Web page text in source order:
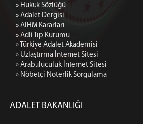
» Hukuk Sözlüğü
» Adalet Dergisi
» AİHM Kararları
» Adli Tıp Kurumu
» Türkiye Adalet Akademisi
» Uzlaştırma İnternet Sitesi
» Arabuluculuk İnternet Sitesi
» Nöbetçi Noterlik Sorgulama
ADALET BAKANLIĞI